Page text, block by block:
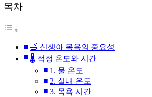
목차
🛁 신생아 목욕의 중요성
🌡️ 적정 온도와 시간
1. 물 온도
2. 실내 온도
3. 목욕 시간